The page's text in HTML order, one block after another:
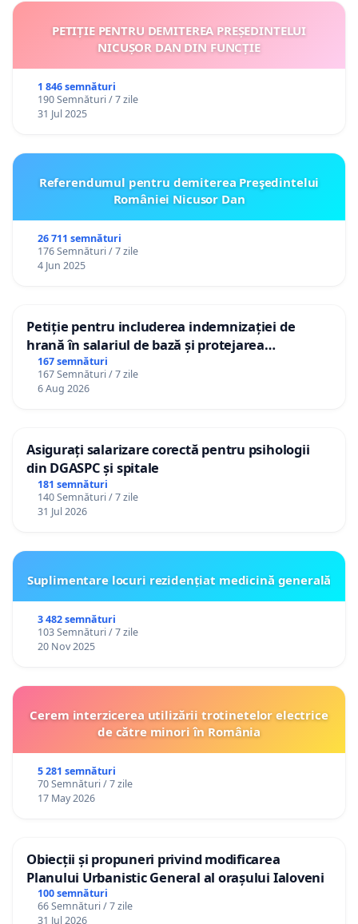
PETIȚIE PENTRU DEMITEREA PREȘEDINTELUI
NICUȘOR DAN DIN FUNCȚIE
1 846 semnături
190 Semnături / 7 zile
31 Jul 2025
Referendumul pentru demiterea Preşedintelui
României Nicusor Dan
26 711 semnături
176 Semnături / 7 zile
4 Jun 2025
Petiție pentru includerea indemnizației de
hrană în salariul de bază și protejarea
gradațiilor de vechime pentru asistenții
personali
167 semnături
167 Semnături / 7 zile
6 Aug 2026
Asigurați salarizare corectă pentru psihologii
din DGASPC și spitale
181 semnături
140 Semnături / 7 zile
31 Jul 2026
Suplimentare locuri rezidențiat medicină generală
3 482 semnături
103 Semnături / 7 zile
20 Nov 2025
Cerem interzicerea utilizării trotinetelor electrice
de către minori în România
5 281 semnături
70 Semnături / 7 zile
17 May 2026
Obiecții și propuneri privind modificarea
Planului Urbanistic General al orașului Ialoveni
100 semnături
66 Semnături / 7 zile
31 Jul 2026